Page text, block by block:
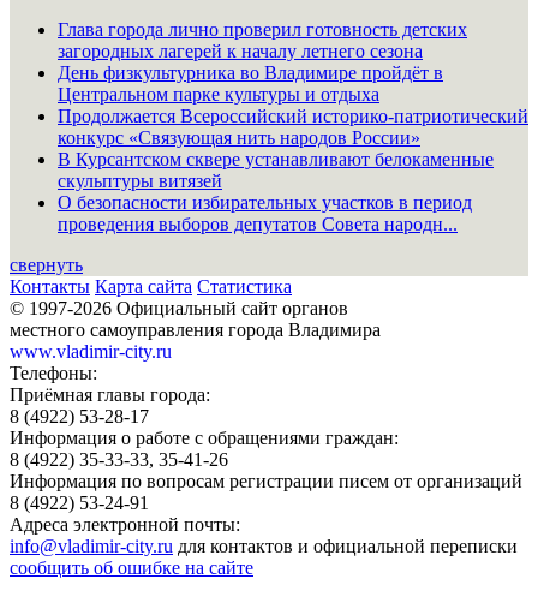
Глава города лично проверил готовность детских
загородных лагерей к началу летнего сезона
День физкультурника во Владимире пройдёт в
Центральном парке культуры и отдыха
Продолжается Всероссийский историко-патриотический
конкурс «Связующая нить народов России»
В Курсантском сквере устанавливают белокаменные
скульптуры витязей
О безопасности избирательных участков в период
проведения выборов депутатов Совета народн...
свернуть
Контакты Карта сайта Статистика
© 1997-2026 Официальный сайт органов
местного самоуправления города Владимира
www.vladimir-city.ru
Телефоны:
Приёмная главы города:
8 (4922) 53-28-17
Информация о работе с обращениями граждан:
8 (4922) 35-33-33, 35-41-26
Информация по вопросам регистрации писем от организаций
8 (4922) 53-24-91
Адреса электронной почты:
info@vladimir-city.ru для контактов и официальной переписки
сообщить об ошибке на сайте